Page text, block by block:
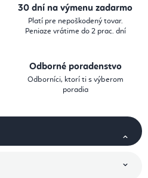
30 dní na výmenu zadarmo
Platí pre nepoškodený tovar.
Peniaze vrátime do 2 prac. dní
Odborné poradenstvo
Odborníci, ktorí ti s výberom
poradia